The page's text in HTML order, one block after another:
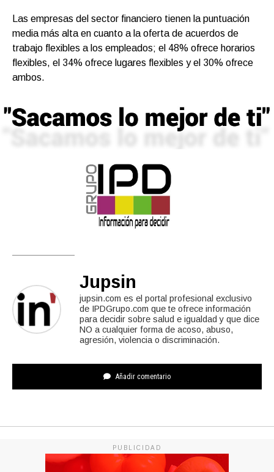
Las empresas del sector financiero tienen la puntuación
media más alta en cuanto a la oferta de acuerdos de
trabajo flexibles a los empleados; el 48% ofrece horarios
flexibles, el 34% ofrece lugares flexibles y el 30% ofrece
ambos.
Jupsin
jupsin.com es el portal profesional exclusivo
de IPDGrupo.com que te ofrece información
para decidir sobre salud e igualdad y que dice
NO a cualquier forma de acoso, abuso,
agresión, violencia o discriminación.
Añadir comentario
PUBLICIDAD